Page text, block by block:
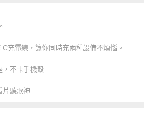
C充電線，讓你同時充兩種設備不煩惱。
，不卡手機殼
片聽歌神